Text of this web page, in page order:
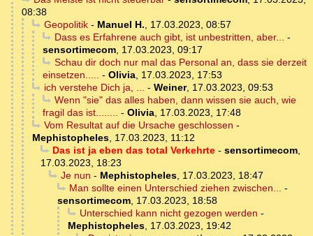
08:38
Geopolitik- Manuel H., 17.03.2023, 08:57
Dass es Erfahrene auch gibt, ist unbestritten, aber... -
sensortimecom, 17.03.2023, 09:17
Schau dir doch nur mal das Personal an, dass sie derzeit
einsetzen..... - Olivia, 17.03.2023, 17:53
ich verstehe Dich ja, ... - Weiner, 17.03.2023, 09:53
Wenn "sie" das alles haben, dann wissen sie auch, wie
fragil das ist........ - Olivia, 17.03.2023, 17:48
Vom Resultat auf die Ursache geschlossen -
Mephistopheles, 17.03.2023, 11:12
Das ist ja eben das total Verkehrte- sensortimecom,
17.03.2023, 18:23
Je nun - Mephistopheles, 17.03.2023, 18:47
Man sollte einen Unterschied ziehen zwischen... -
sensortimecom, 17.03.2023, 18:58
Unterschied kann nicht gezogen werden -
Mephistopheles, 17.03.2023, 19:42